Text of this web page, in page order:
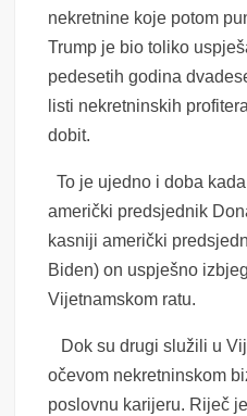
nekretnine koje potom
Trump je bio toliko
pedesetih godina
listi nekretninskih
dobit.
To je ujedno i doba
američki predsjednik
kasniji američki
Biden) on uspješno
Vijetnamskom ratu.
Dok su drugi služili u
očevom nekretninskom
poslovnu karijeru. Riječ